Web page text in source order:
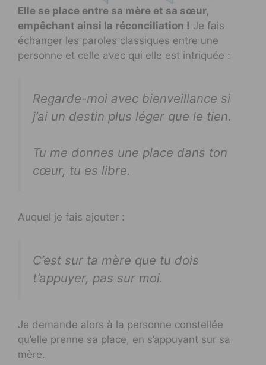
Elle se place entre sa mère et sa sœur,
empêchant ainsi la réconciliation ! Je fais
échanger les paroles classiques entre une
personne et celle avec qui elle est intriquée :
Regarde-moi avec bienveillance si
j’ai un destin plus léger que le tien.
Tu me donnes une place dans ton
cœur, tu es libre.
Auquel je fais ajouter :
C’est sur ta mère que tu dois
t’appuyer, pas sur moi.
Je demande alors à la personne constellée
qu’elle prenne sa place, en s’appuyant sur sa
mère.